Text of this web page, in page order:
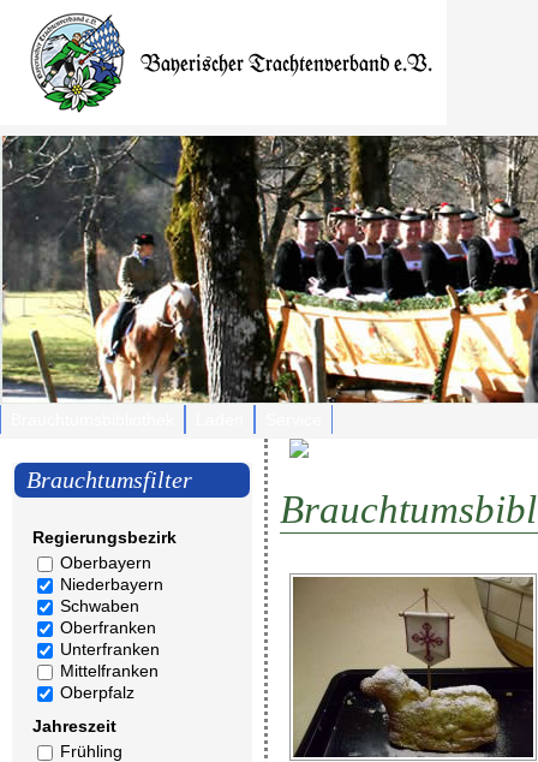
Brauchtumsfilter
Regierungsbezirk
Oberbayern
Niederbayern
Schwaben
Oberfranken
Unterfranken
Mittelfranken
Oberpfalz
Jahreszeit
Frühling